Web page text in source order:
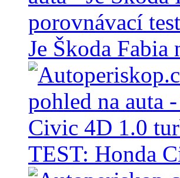
Je Škoda
TEST: Honda